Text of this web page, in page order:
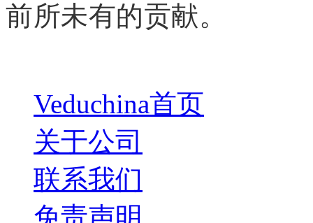
前所未有的贡献。
Veduchina首页
关于公司
联系我们